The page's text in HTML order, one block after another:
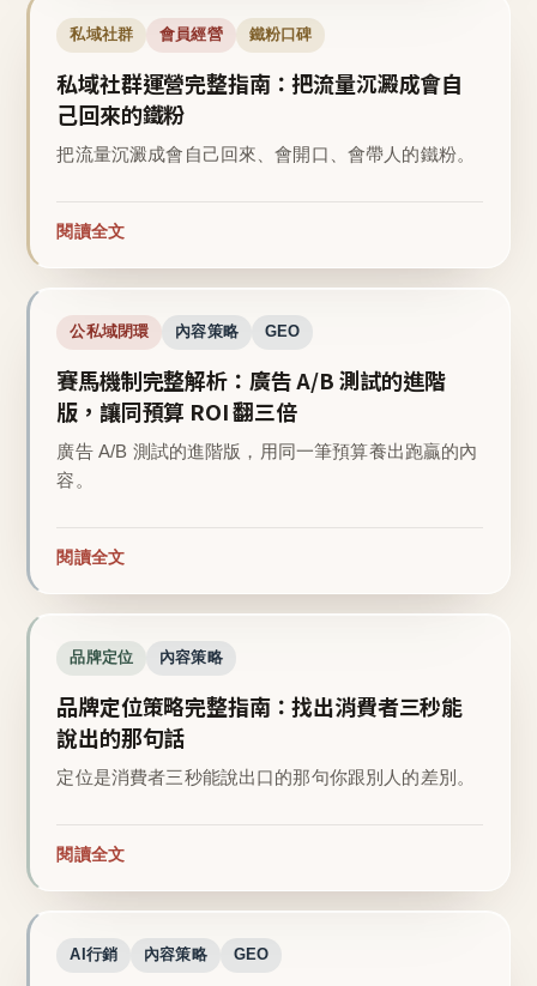
私域社群 會員經營 鐵粉口碑
私域社群運營完整指南：把流量沉澱成會自
己回來的鐵粉
把流量沉澱成會自己回來、會開口、會帶人的鐵粉。
閱讀全文
公私域閉環 內容策略 GEO
賽馬機制完整解析：廣告 A/B 測試的進階
版，讓同預算 ROI 翻三倍
廣告 A/B 測試的進階版，用同一筆預算養出跑贏的內
容。
閱讀全文
品牌定位 內容策略
品牌定位策略完整指南：找出消費者三秒能
說出的那句話
定位是消費者三秒能說出口的那句你跟別人的差別。
閱讀全文
AI行銷 內容策略 GEO